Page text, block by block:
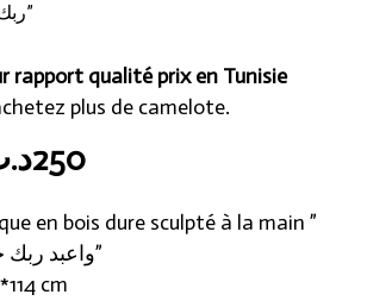
ربك حتى يأتيك اليقين”
rapport qualité prix en Tunisie
plus de camelote.
299د.ت.
250Current
is:
en bois dure sculpté à la main ”
واعبد ربك حتى يأتيك اليقين”
cm